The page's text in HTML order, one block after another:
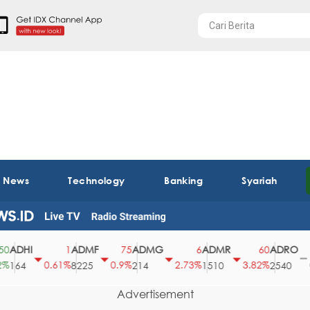
Technology Banking Syariah
0.61%
ADMF
8225
0.9%
ADMG
214
2.73%
ADMR
1510
3.82%
ADRO
2540
0
0%
Advertisement